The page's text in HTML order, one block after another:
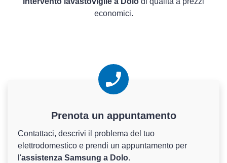
economici.
Prenota un appuntamento
Contattaci, descrivi il problema del tuo
elettrodomestico e prendi un appuntamento per
l'assistenza Samsung a Dolo.